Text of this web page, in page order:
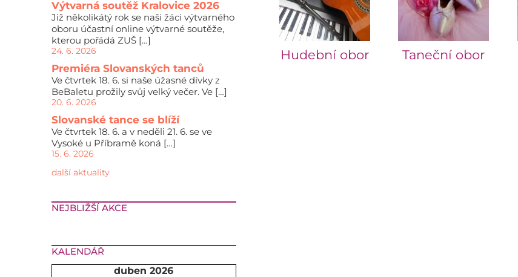
Výtvarná soutěž Kralovice 2026
Již několikátý rok se naši žáci výtvarného
oboru účastní online výtvarné soutěže,
kterou pořádá ZUŠ […]
24. 6. 2026
Premiéra Slovanských tanců
Ve čtvrtek 18. 6. si naše úžasné dívky z
BeBaletu prožily svůj velký večer. Ve […]
20. 6. 2026
Slovanské tance se blíží
Ve čtvrtek 18. 6. a v neděli 21. 6. se ve
Vysoké u Příbramě koná […]
15. 6. 2026
další aktuality
NEJBLIŽŠÍ AKCE
KALENDÁŘ
duben 2026
Hudební obor Taneční obor